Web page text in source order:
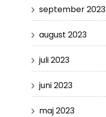
september 2023
august 2023
juli 2023
juni 2023
maj 2023